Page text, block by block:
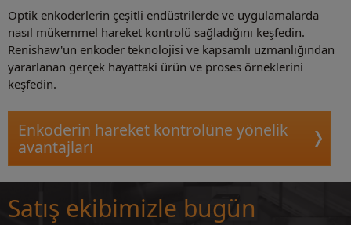
Optik enkoderlerin çeşitli endüstrilerde ve uygulamalarda
nasıl mükemmel hareket kontrolü sağladığını keşfedin.
Renishaw'un enkoder teknolojisi ve kapsamlı uzmanlığından
yararlanan gerçek hayattaki ürün ve proses örneklerini
keşfedin.
Enkoderin hareket kontrolüne yönelik
avantajları
Satış ekibimizle bugün